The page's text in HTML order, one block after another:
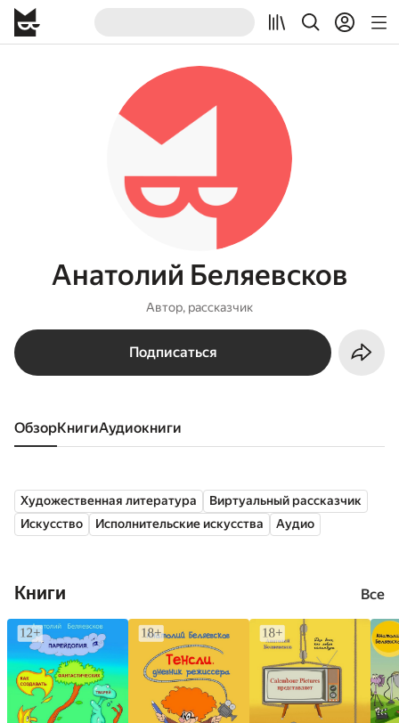
Анатолий Беляевсков
Автор, рассказчик
Подписаться
Обзор книги аудиокниги
Художественная литература
Виртуальный рассказчик
Искусство
Исполнительские искусства Аудио
Книги Все